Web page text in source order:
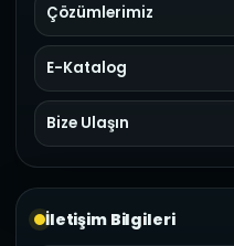
Çözümlerimiz
E-Katalog
Bize Ulaşın
İletişim Bilgileri